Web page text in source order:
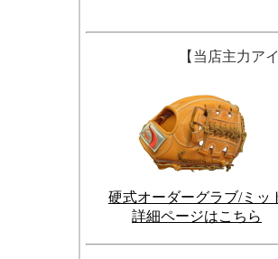
【当店主力ア
硬式オーダーグラブ/ミッ
詳細ページはこちら